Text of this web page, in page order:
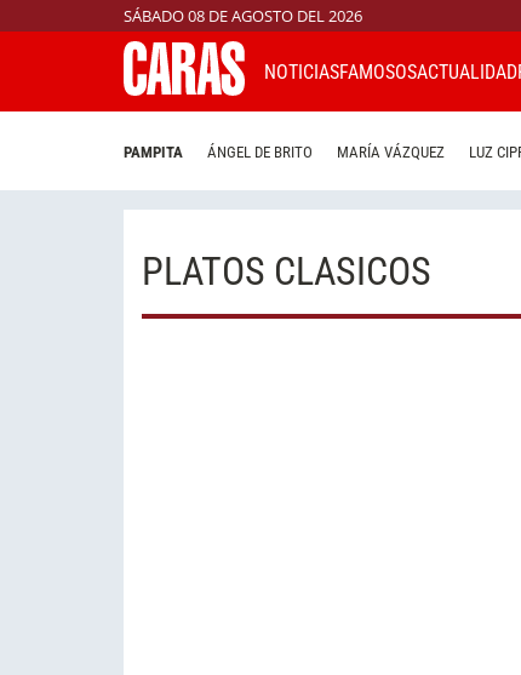
SÁBADO 08 DE AGOSTO DEL 2026
NOTICIASFAMOSOSACTUALIDAD
PAMPITA ÁNGEL DE BRITO MARÍA VÁZQUEZ LUZ
PLATOS CLASICOS